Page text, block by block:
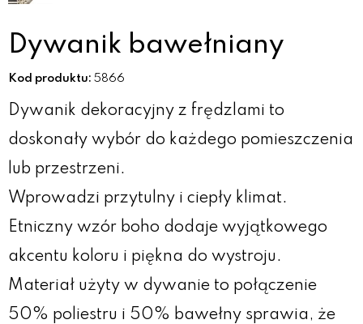
Dywanik bawełniany
Kod produktu: 5866
Dywanik dekoracyjny z frędzlami to
doskonały wybór do każdego pomieszczenia
lub przestrzeni.
Wprowadzi przytulny i ciepły klimat.
Etniczny wzór boho dodaje wyjątkowego
akcentu koloru i piękna do wystroju.
Materiał użyty w dywanie to połączenie
50% poliestru i 50% bawełny sprawia, że